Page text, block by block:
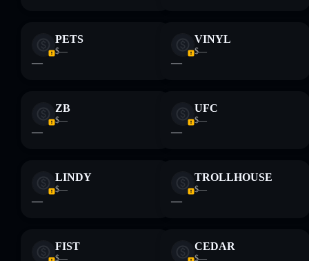
PETS
$—
—
VINYL
$—
—
ZB
$—
—
UFC
$—
—
LINDY
$—
—
TROLLHOUSE
$—
—
FIST
$—
CEDAR
$—